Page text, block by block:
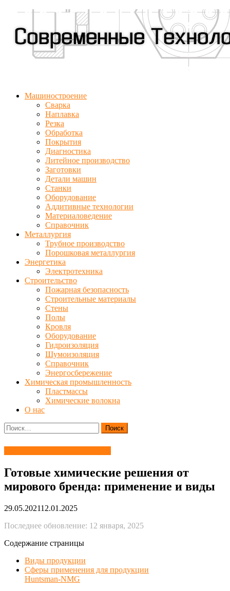
Машиностроение
Сварка
Наплавка
Резка
Обработка
Покрытия
Диагностика
Литейное производство
Заготовки
Детали машин
Станки
Оборудование
Аддитивные технологии
Материаловедение
Справочник
Металлургия
Трубное производство
Порошковая металлургия
Энергетика
Электротехника
Строительство
Пожарная безопасность
Строительные материалы
Стены
Полы
Кровля
Оборудование
Гидроизоляция
Шумоизоляция
Справочник
Энергосбережение
Химическая промышленность
Пластмассы
Химические волокна
О нас
Найти:
Готовые химические решения от
мирового бренда: применение и виды
29.05.202112.01.2025
Последнее обновление: 12 января, 2025
Содержание страницы
Виды продукции
Сферы применения для продукции
Huntsman-NMG